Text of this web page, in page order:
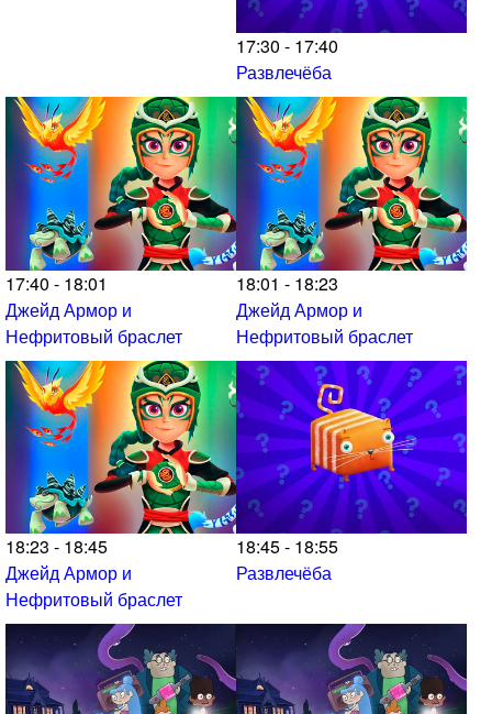
17:30 - 17:40
Развлечёба
17:40 - 18:01
Джейд Армор и
Нефритовый браслет
18:01 - 18:23
Джейд Армор и
Нефритовый браслет
18:23 - 18:45
Джейд Армор и
Нефритовый браслет
18:45 - 18:55
Развлечёба